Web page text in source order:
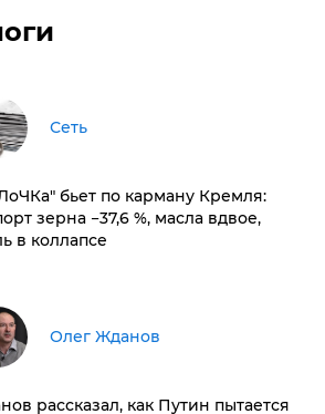
Сеть
бьет по карману Кремля:
зерна −37,6 %, масла вдвое,
в коллапсе
Олег Жданов
рассказал, как Путин пытается